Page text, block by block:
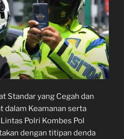
Standar yang Cegah dan
dalam Keamanan serta
Polri Kombes Pol
dengan titipan denda